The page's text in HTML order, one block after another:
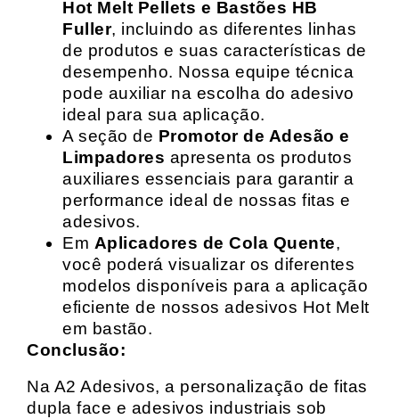
Hot Melt Pellets e Bastões HB
Fuller, incluindo as diferentes linhas
de produtos e suas características de
desempenho. Nossa equipe técnica
pode auxiliar na escolha do adesivo
ideal para sua aplicação.
A seção de Promotor de Adesão e
Limpadores apresenta os produtos
auxiliares essenciais para garantir a
performance ideal de nossas fitas e
adesivos.
Em Aplicadores de Cola Quente,
você poderá visualizar os diferentes
modelos disponíveis para a aplicação
eficiente de nossos adesivos Hot Melt
em bastão.
Conclusão:
Na A2 Adesivos, a personalização de fitas
dupla face e adesivos industriais sob